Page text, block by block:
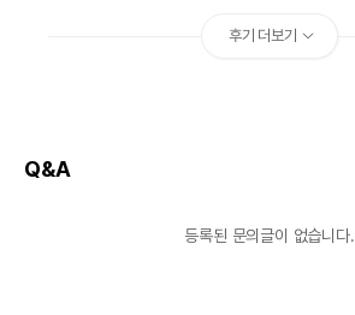
후기 더보기
Q&A
등록된 문의글이 없습니다.